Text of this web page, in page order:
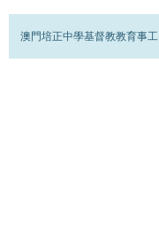
澳門培正中學基督教教育事工